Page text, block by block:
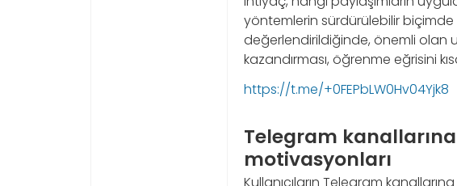
yöntemlerin sürdürülebilir
değerlendirildiğinde, önemli olan
kazandırması, öğrenme eğrisini
https://t.me/+0FEPbLW0Hv04Yjk8
Telegram
motivasyonları
Kullanıcıların Telegram